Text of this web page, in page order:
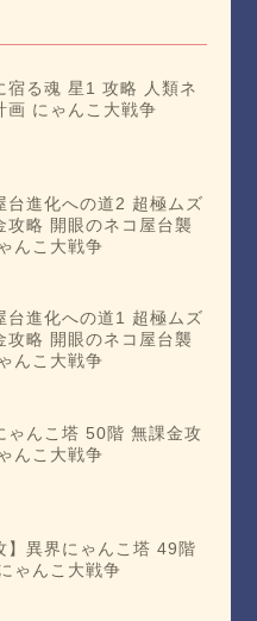
宿る魂 星1 攻略 人類ネ
画 にゃんこ大戦争
台進化への道2 超極ムズ
攻略 開眼のネコ屋台襲
んこ大戦争
台進化への道1 超極ムズ
攻略 開眼のネコ屋台襲
んこ大戦争
ゃんこ塔 50階 無課金攻
んこ大戦争
】異界にゃんこ塔 49階
ゃんこ大戦争